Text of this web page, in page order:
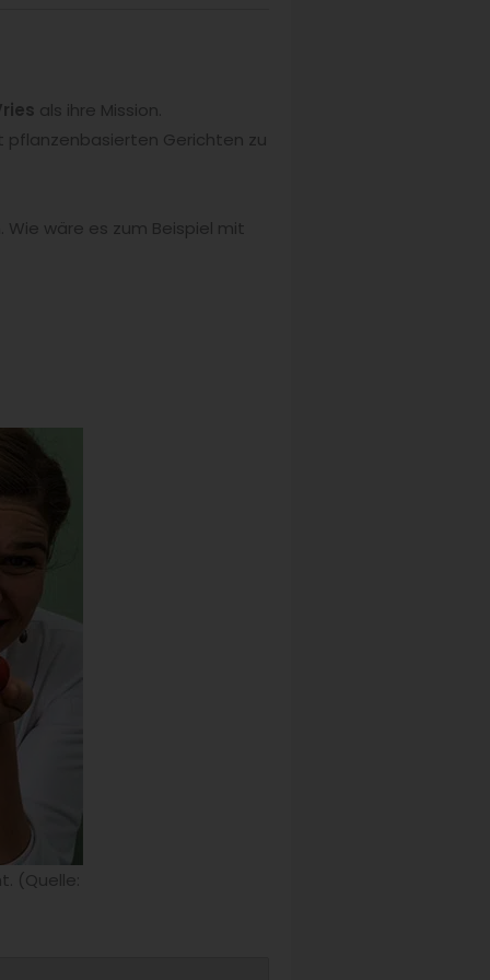
als ihre Mission.
Gerichten zu
Wie wäre es zum Beispiel mit
(Quelle: